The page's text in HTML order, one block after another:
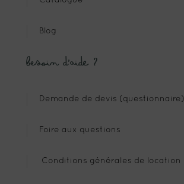
Blog
Besoin d’aide ?
Demande de devis (questionnaire)
Foire aux questions
Conditions générales de location